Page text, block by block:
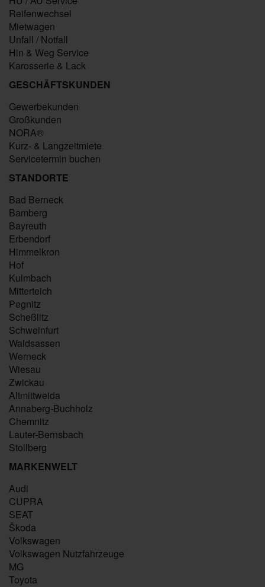
Reifenwechsel
Mietwagen
Unfall / Notfall
Hin & Weg Service
Karosserie & Lack
GESCHÄFTSKUNDEN
Gewerbekunden
Großkunden
NORA®
Kurz- & Langzeitmiete
Servicetermin buchen
STANDORTE
Bad Berneck
Bamberg
Bayreuth
Erbendorf
Himmelkron
Hof
Kulmbach
Mitterteich
Pegnitz
Scheßlitz
Schweinfurt
Waldsassen
Werneck
Wiesau
Zwickau
Altmittweida
Annaberg-Buchholz
Chemnitz
Lauter-Bernsbach
Stollberg
MARKENWELT
Audi
CUPRA
SEAT
Škoda
Volkswagen
Volkswagen Nutzfahrzeuge
MG
Toyota